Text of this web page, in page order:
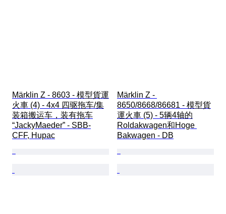
Märklin Z - 8603 - 模型貨運
火車 (4) - 4x4 四驱拖车/集
装箱搬运车，装有拖车
“JackyMaeder” - SBB-
CFF, Hupac
Märklin Z -
8650/8668/86681 - 模型貨
運火車 (5) - 5辆4轴的
Roldakwagen和Hoge
Bakwagen - DB